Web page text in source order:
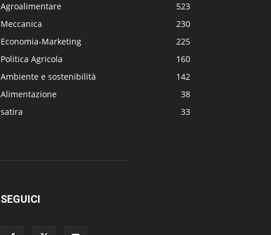
Agroalimentare
523
Meccanica
230
Economia-Marketing
225
Politica Agricola
160
Ambiente e sostenibilità
142
Alimentazione
38
satira
33
SEGUICI